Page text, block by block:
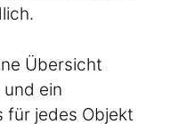
Übersicht
ein
für jedes Objekt